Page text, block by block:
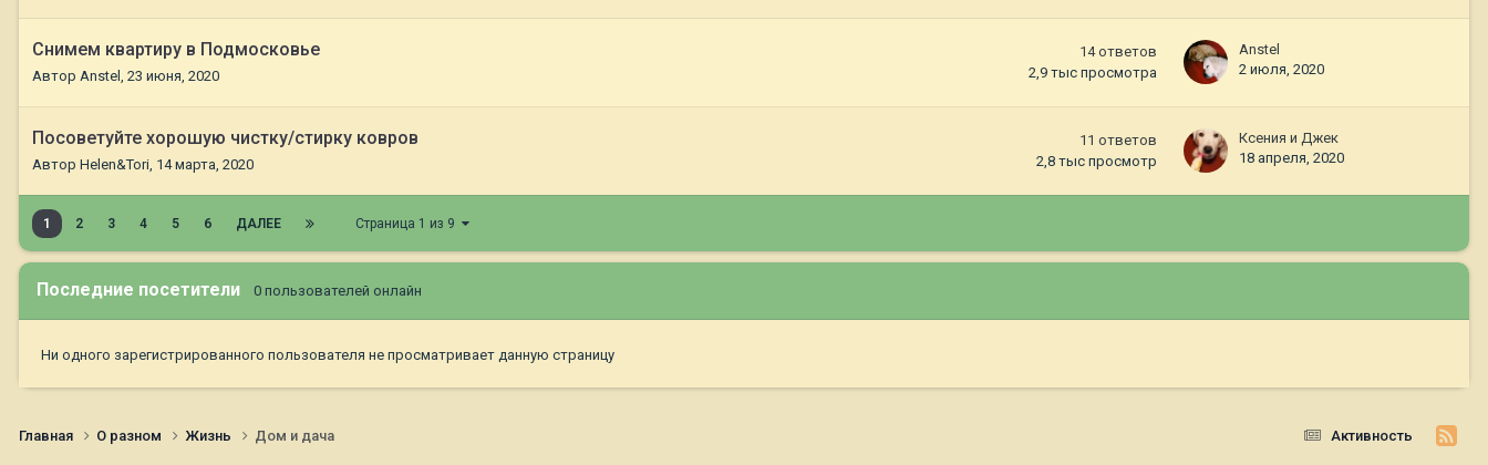
Снимем квартиру в Подмосковье
Автор Anstel 23 июня, 2020
14 ответов
2,9 тыс просмотра
Anstel
2 июля, 2020
Посоветуйте хорошую чистку/стирку ковров
Автор Helen&Tori 14 марта, 2020
11 ответов
2,8 тыс просмотр
Ксения и Джек
18 апреля, 2020
1 2 3 4 5 6 ДАЛЕЕ Страница 1 из 9
Последние посетители 0 пользователей онлайн
Ни одного зарегистрированного пользователя не просматривает данную страницу
Активность
Главная О разном Жизнь Дом и дача